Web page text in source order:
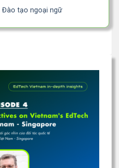
Đào tạo ngoại ngữ